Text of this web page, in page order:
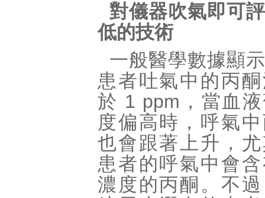
對儀器吹氣即可
低的技術
一般醫學數據顯
患者吐氣中的丙
於 1 ppm，當血
度偏高時，呼氣
也會跟著上升，
患者的呼氣中會
濃度的丙酮。不